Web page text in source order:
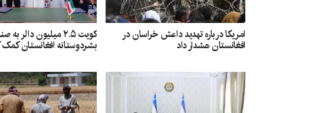
امریکا درباره تهدید داعش خراسان در
افغانستان هشدار داد
کویت ۲.۵ میلیون دالر
بشردوستانه افغانستان